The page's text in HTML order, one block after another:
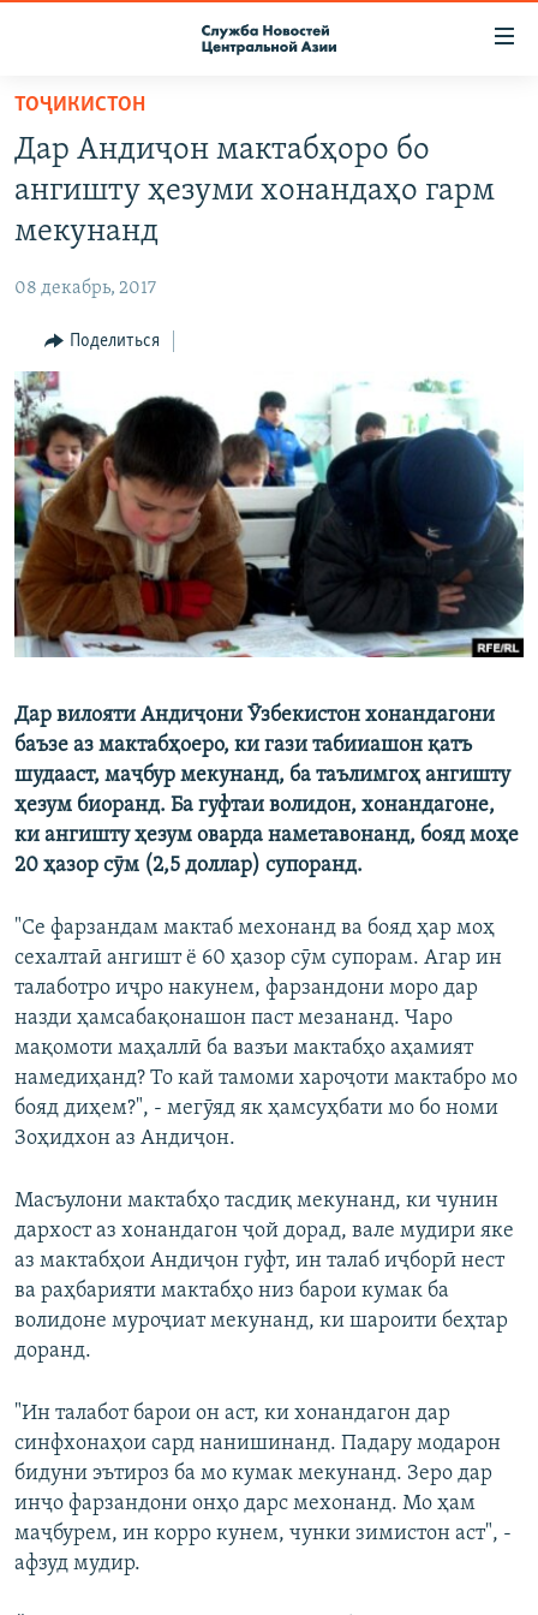
Вернуться
основному
содержанию
главной
навигации
Вернутся
поиску
ПОДПИСКА
КОНТАКТЫ
НАСТОЯЩЕЕ ВРЕМЯ
МИГРАНТ МЕДИА
ТОҶИКИСТОН
Дар Андиҷон мактабҳоро бо
ангишту ҳезуми хонандаҳо гарм
мекунанд
08 декабрь, 2017
Поделиться
Дар вилояти Андиҷони Ӯзбекистон хонандагони
баъзе аз мактабҳоеро, ки гази табииашон қатъ
шудааст, маҷбур мекунанд, ба таълимгоҳ ангишту
ҳезум биоранд. Ба гуфтаи волидон, хонандагоне,
ки ангишту ҳезум оварда наметавонанд, бояд моҳе
20 ҳазор сӯм (2,5 доллар) супоранд.
"Се фарзандам мактаб мехонанд ва бояд ҳар моҳ
сехалтаӣ ангишт ё 60 ҳазор сӯм супорам. Агар ин
талаботро иҷро накунем, фарзандони моро дар
назди ҳамсабақонашон паст мезананд. Чаро
мақомоти маҳаллӣ ба вазъи мактабҳо аҳамият
намедиҳанд? То кай тамоми хароҷоти мактабро мо
бояд диҳем?", - мегӯяд як ҳамсуҳбати мо бо номи
Зоҳидхон аз Андиҷон.
Масъулони мактабҳо тасдиқ мекунанд, ки чунин
дархост аз хонандагон ҷой дорад, вале мудири яке
аз мактабҳои Андиҷон гуфт, ин талаб иҷборӣ нест
ва раҳбарияти мактабҳо низ барои кумак ба
волидоне муроҷиат мекунанд, ки шароити беҳтар
доранд.
"Ин талабот барои он аст, ки хонандагон дар
синфхонаҳои сард нанишинанд. Падару модарон
бидуни эътироз ба мо кумак мекунанд. Зеро дар
инҷо фарзандони онҳо дарс мехонанд. Мо ҳам
маҷбурем, ин корро кунем, чунки зимистон аст", -
афзуд мудир.